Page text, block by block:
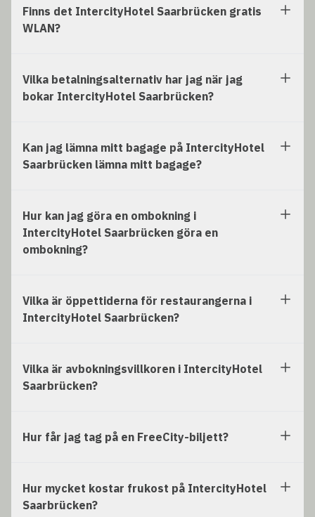
Finns det IntercityHotel Saarbrücken gratis
WLAN?
Vilka betalningsalternativ har jag när jag
bokar IntercityHotel Saarbrücken?
Kan jag lämna mitt bagage på IntercityHotel
Saarbrücken lämna mitt bagage?
Hur kan jag göra en ombokning i
IntercityHotel Saarbrücken göra en
ombokning?
Vilka är öppettiderna för restaurangerna i
IntercityHotel Saarbrücken?
Vilka är avbokningsvillkoren i IntercityHotel
Saarbrücken?
Hur får jag tag på en FreeCity-biljett?
Hur mycket kostar frukost på IntercityHotel
Saarbrücken?